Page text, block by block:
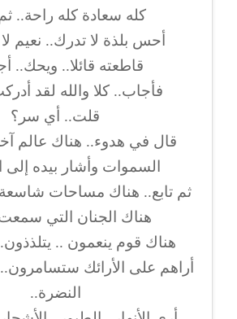
كله سعادة كله راحة.. ثم
أحس بلذة لا تدرك.. نعيم لا
قاطعته قائلا.. ويحك..
فأجاب.. كلا والله لقد
قلت.. أي سر؟
قال في هدوء.. هناك عالم
السموات وأشار بيده إلى
ثم تابع.. هناك مساحات
هناك الجنان التي
هناك قوم ينعمون ..
أراهم على الأرائك
النضرة..